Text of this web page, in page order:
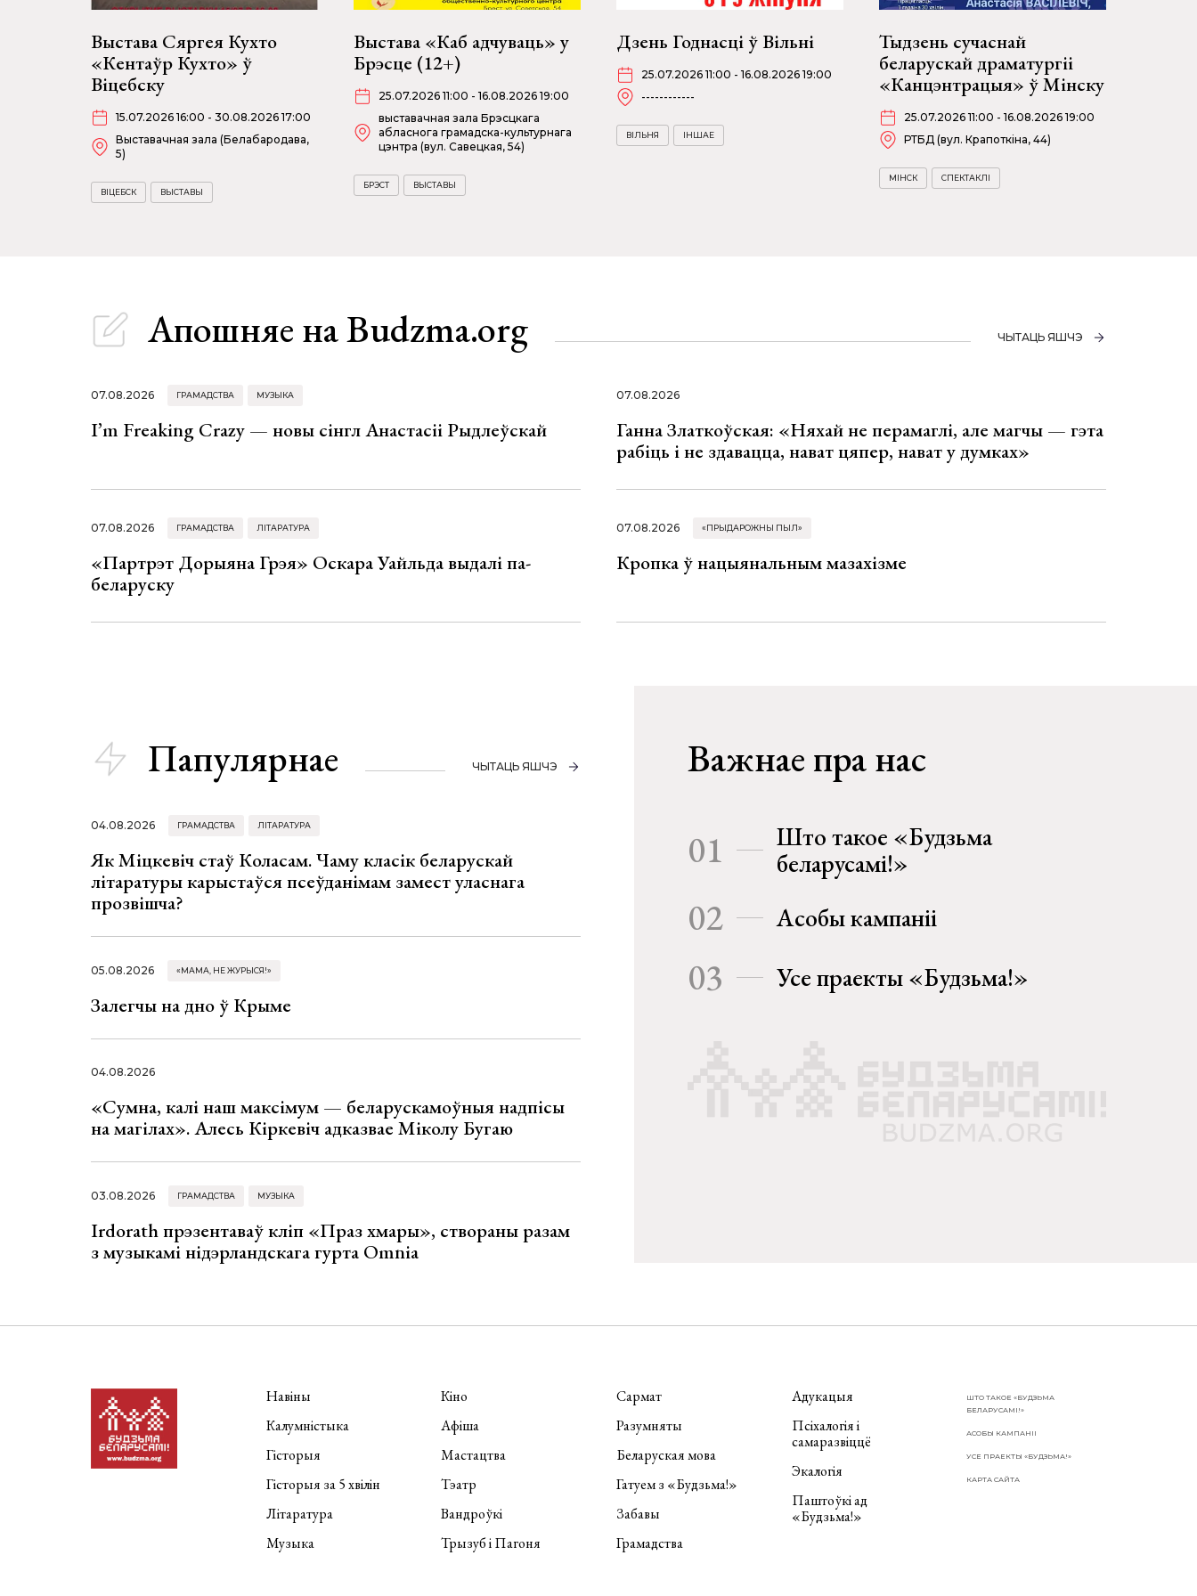
Выстава Сяргея Кухто
«Кентаўр Кухто» ў
Віцебску
15.07.2026 16:00 - 30.08.2026 17:00
Выставачная зала (Белабародава,
5)
ВІЦЕБСК ВЫСТАВЫ
Выстава «Каб адчуваць» у
Брэсце (12+)
25.07.2026 11:00 - 16.08.2026 19:00
выставачная зала Брэсцкага
абласнога грамадска-культурнага
цэнтра (вул. Савецкая, 54)
БРЭСТ ВЫСТАВЫ
Дзень Годнасці ў Вільні
25.07.2026 11:00 - 16.08.2026 19:00
------------
ВІЛЬНЯ ІНШАЕ
Тыдзень сучаснай
беларускай драматургіі
«Канцэнтрацыя» ў Мінску
25.07.2026 11:00 - 16.08.2026 19:00
РТБД (вул. Крапоткіна, 44)
МІНСК СПЕКТАКЛІ
Апошняе на Budzma.org ЧЫТАЦЬ ЯШЧЭ
07.08.2026 ГРАМАДСТВА МУЗЫКА
I’m Freaking Crazy — новы сінгл Анастасіі Рыдлеўскай
07.08.2026
Ганна Златкоўская: «Няхай не перамаглі, але магчы — гэта
рабіць і не здавацца, нават цяпер, нават у думках»
07.08.2026 ГРАМАДСТВА ЛІТАРАТУРА
«Партрэт Дорыяна Грэя» Оскара Уайльда выдалі па-
беларуску
07.08.2026 «ПРЫДАРОЖНЫ ПЫЛ»
Кропка ў нацыянальным мазахізме
Папулярнае ЧЫТАЦЬ ЯШЧЭ
04.08.2026 ГРАМАДСТВА ЛІТАРАТУРА
Як Міцкевіч стаў Коласам. Чаму класік беларускай
літаратуры карыстаўся псеўданімам замест уласнага
прозвішча?
05.08.2026 «МАМА, НЕ ЖУРЫСЯ!»
Залегчы на дно ў Крыме
04.08.2026
«Сумна, калі наш максімум — беларускамоўныя надпісы
на магілах». Алесь Кіркевіч адказвае Міколу Бугаю
03.08.2026 ГРАМАДСТВА МУЗЫКА
Irdorath прэзентаваў кліп «Праз хмары», створаны разам
з музыкамі нідэрландскага гурта Omnia
Важнае пра нас
01
Што такое «Будзьма
беларусамі!»
02 Асобы кампаніі
03 Усе праекты «Будзьма!»
Навіны
Калумністыка
Гісторыя
Гісторыя за 5 хвілін
Літаратура
Музыка
Кіно
Афіша
Мастацтва
Тэатр
Вандроўкі
Трызуб і Пагоня
Сармат
Разумняты
Беларуская мова
Гатуем з «Будзьма!»
Забавы
Грамадства
Адукацыя
Псіхалогія і
самаразвіццё
Экалогія
Паштоўкі ад
«Будзьма!»
ШТО ТАКОЕ «БУДЗЬМА
БЕЛАРУСАМІ!»
АСОБЫ КАМПАНІІ
УСЕ ПРАЕКТЫ «БУДЗЬМА!»
КАРТА САЙТА